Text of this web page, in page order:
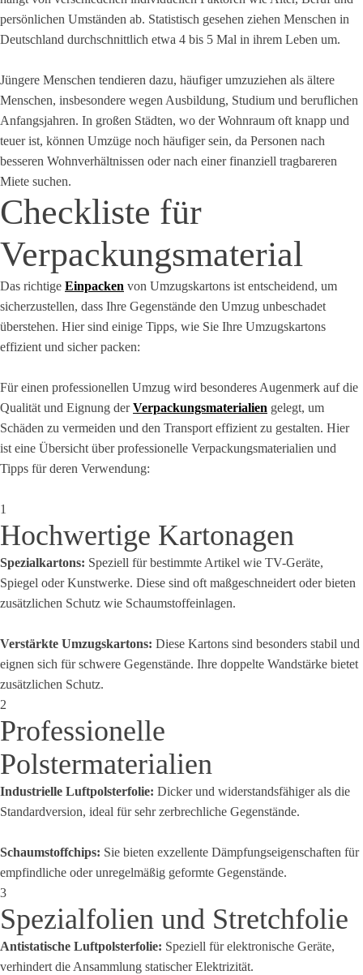
persönlichen Umständen ab. Statistisch gesehen ziehen Menschen in
Deutschland durchschnittlich etwa 4 bis 5 Mal in ihrem Leben um.
Jüngere Menschen tendieren dazu, häufiger umzuziehen als ältere
Menschen, insbesondere wegen Ausbildung, Studium und beruflichen
Anfangsjahren. In großen Städten, wo der Wohnraum oft knapp und
teuer ist, können Umzüge noch häufiger sein, da Personen nach
besseren Wohnverhältnissen oder nach einer finanziell tragbareren
Miete suchen.
Checkliste für
Verpackungsmaterial
Das richtige Einpacken von Umzugskartons ist entscheidend, um
sicherzustellen, dass Ihre Gegenstände den Umzug unbeschadet
überstehen. Hier sind einige Tipps, wie Sie Ihre Umzugskartons
effizient und sicher packen:
Für einen professionellen Umzug wird besonderes Augenmerk auf die
Qualität und Eignung derVerpackungsmaterialien gelegt, um
Schäden zu vermeiden und den Transport effizient zu gestalten. Hier
ist eine Übersicht über professionelle Verpackungsmaterialien und
Tipps für deren Verwendung:
1
Hochwertige Kartonagen
Spezialkartons: Speziell für bestimmte Artikel wie TV-Geräte,
Spiegel oder Kunstwerke. Diese sind oft maßgeschneidert oder bieten
zusätzlichen Schutz wie Schaumstoffeinlagen.
Verstärkte Umzugskartons: Diese Kartons sind besonders stabil und
eignen sich für schwere Gegenstände. Ihre doppelte Wandstärke bietet
zusätzlichen Schutz.
2
Professionelle
Polstermaterialien
Industrielle Luftpolsterfolie: Dicker und widerstandsfähiger als die
Standardversion, ideal für sehr zerbrechliche Gegenstände.
Schaumstoffchips: Sie bieten exzellente Dämpfungseigenschaften für
empfindliche oder unregelmäßig geformte Gegenstände.
3
Spezialfolien und Stretchfolie
Antistatische Luftpolsterfolie: Speziell für elektronische Geräte,
verhindert die Ansammlung statischer Elektrizität.